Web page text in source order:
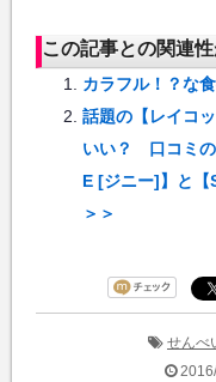
この記事との関連
カラフル！？な
話題の【レイコ
いい？ 口コミ
E [ジニー]】と【
＞＞
せんべ